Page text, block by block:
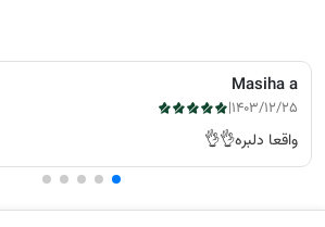
Masiha a
1403/12/25
|
واقعا دلبره👌👌